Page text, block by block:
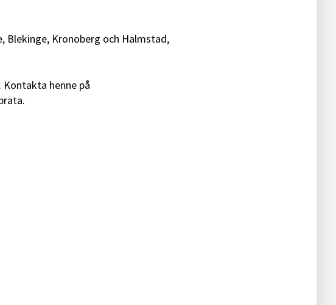
Blekinge, Kronoberg och Halmstad,
Kontakta henne på